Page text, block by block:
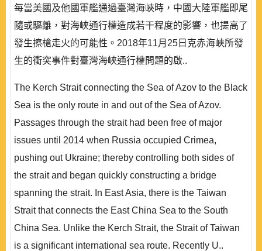
每當美國及他國軍艦通過臺灣海峽時，中國大陸軍艦即尾
隨或驅離，對海峽通行權造成若干程度的影響，也提高了
發生擦槍走火的可能性。2018年11月25日克赤海峽所發
生的衝突事件對臺灣海峽通行權問題的啟..
The Kerch Strait connecting the Sea of Azov to the Black
Sea is the only route in and out of the Sea of Azov.
Passages through the strait had been free of major
issues until 2014 when Russia occupied Crimea,
pushing out Ukraine; thereby controlling both sides of
the strait and began quickly constructing a bridge
spanning the strait. In East Asia, there is the Taiwan
Strait that connects the East China Sea to the South
China Sea. Unlike the Kerch Strait, the Strait of Taiwan
is a significant international sea route. Recently U..